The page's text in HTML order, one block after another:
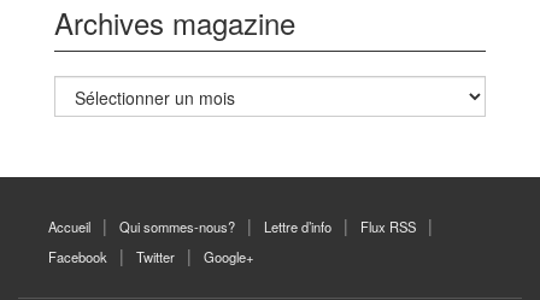
Archives magazine
Archives
magazine
Accueil Qui sommes-nous? Lettre d’info
Flux RSS
Facebook
Twitter Google+